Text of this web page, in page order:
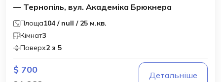
— Тернопіль, вул. Академіка Брюкнера
Площа104 / null / 25 м.кв.
Кімнат3
Поверх2 з 5
$ 700
Детальніше